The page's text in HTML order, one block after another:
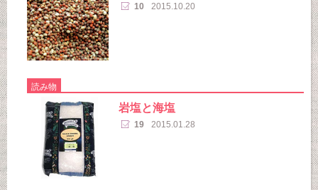
10 2015.10.20
読み物
岩塩と海塩
19 2015.01.28